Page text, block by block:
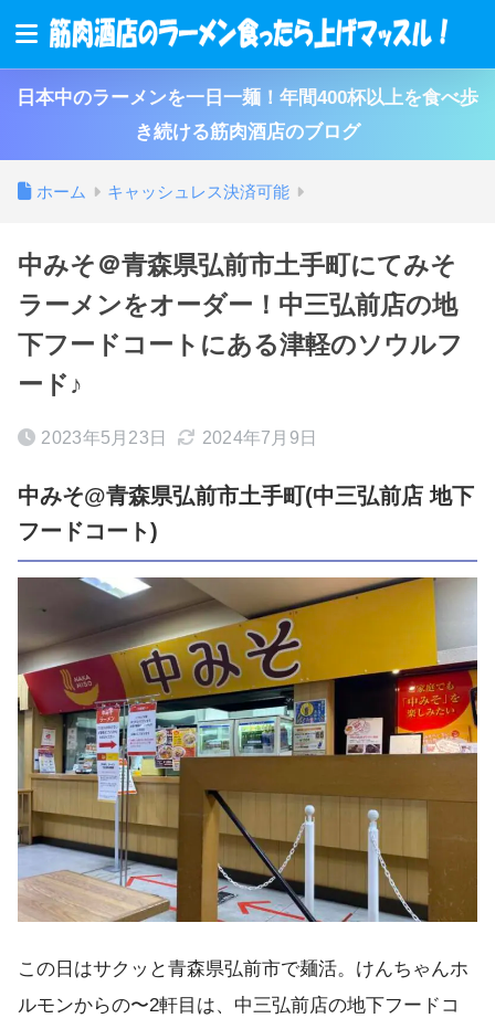
日本中のラーメンを一日一麺！年間400杯以上を食べ歩
き続ける筋肉酒店のブログ
ホーム キャッシュレス決済可能
中みそ＠青森県弘前市土手町にてみそ
ラーメンをオーダー！中三弘前店の地
下フードコートにある津軽のソウルフ
ード♪
2023年5月23日 2024年7月9日
中みそ@青森県弘前市土手町(中三弘前店 地下
フードコート)
この日はサクッと青森県弘前市で麺活。けんちゃんホ
ルモンからの〜2軒目は、中三弘前店の地下フードコ